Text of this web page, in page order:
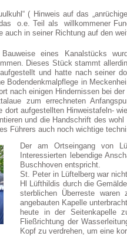
( Hinweis auf das
o.e. Teil als willkommener
auch in seiner Richtung auf den
Bauweise eines Kanalstücks
Dieses Stück stammt
und hatte nach seiner
Bodendenkmalpflege in
nach einigen Hindernissen bei
zum errechneten
dort aufgestellten Hinweistafeln-
und die Handschrift des
Führers auch noch wichtige
Der am Ortseingang von
Interessierten lebendige
Buschhoven entspricht.
St. Peter in Lüftelberg war
Hl Lüfthildis durch die
sterblichen Überreste
angebauten Kapelle
heute in der Seitenkapelle
Fließrichtung der
Kopf zu verdrehen, um eine